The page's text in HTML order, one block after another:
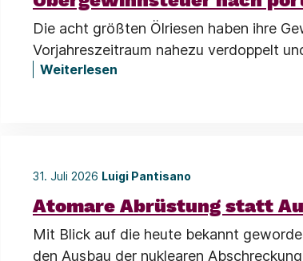
Die acht größten Ölriesen haben ihre
Vorjahreszeitraum nahezu verdoppelt
Weiterlesen
31. Juli 2026 Luigi Pantisano
Atomare Abrüstung statt
Mit Blick auf die heute bekannt
den Ausbau der nuklearen